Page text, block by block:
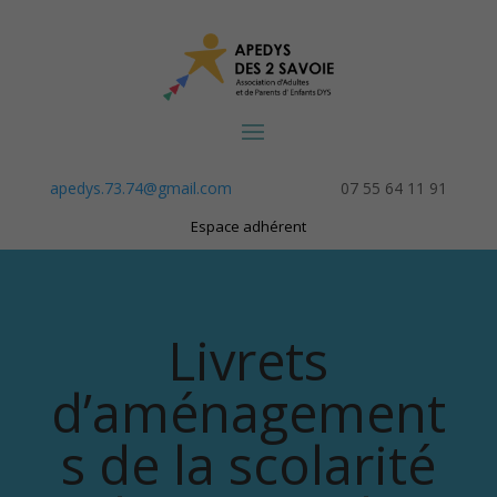
apedys.73.74@gmail.com 07 55 64 11 91
Espace adhérent
Livrets
d’aménagement
s de la scolarité